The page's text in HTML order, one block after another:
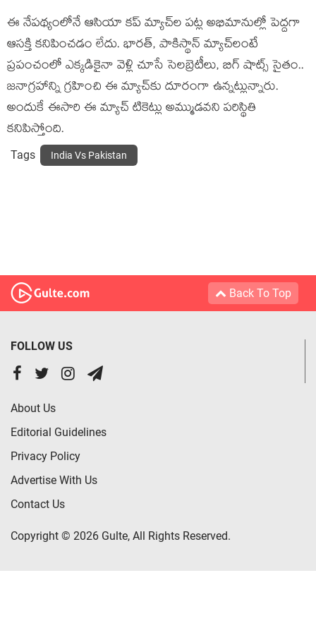
ఈ నేపథ్యంలోనే ఆసియా కప్ మ్యాచ్‌‌ల పట్ల అభిమానుల్లో పెద్దగా
ఆసక్తి కనిపించడం లేదు. భారత్, పాకిస్థాన్‌ మ్యాచ్‌లంటే
ప్రపంచంలో ఎక్కడికైనా వెళ్లి చూసే సెలబ్రెటీలు, బిగ్ షాట్స్ సైతం..
జనాగ్రహాన్ని గ్రహించి ఈ మ్యాచ్‌కు దూరంగా ఉన్నట్లున్నారు.
అందుకే ఈసారి ఈ మ్యాచ్ టికెట్లు అమ్ముడవని పరిస్థితి
కనిపిస్తోంది.
Tags India Vs Pakistan
Back To Top
FOLLOW US
About Us
Editorial Guidelines
Privacy Policy
Advertise With Us
Contact Us
Copyright © 2026 Gulte, All Rights Reserved.